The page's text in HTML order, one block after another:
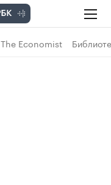
The Economist